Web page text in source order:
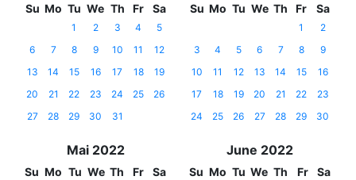
Su Mo Tu We Th Fr Sa
1 2 3 4
5
6
7 8 9 10 11
12
13
14 15 16 17 18
19
20
21 22 23 24 25
26
27
28 29 30 31
Su Mo Tu We Th Fr Sa
1
2
3
4 5 6 7 8
9
10
11 12 13 14 15
16
17
18 19 20 21 22
23
24
25 26 27 28 29 30
Mai 2022
Su Mo Tu We Th Fr Sa
June 2022
Su Mo Tu We Th Fr Sa